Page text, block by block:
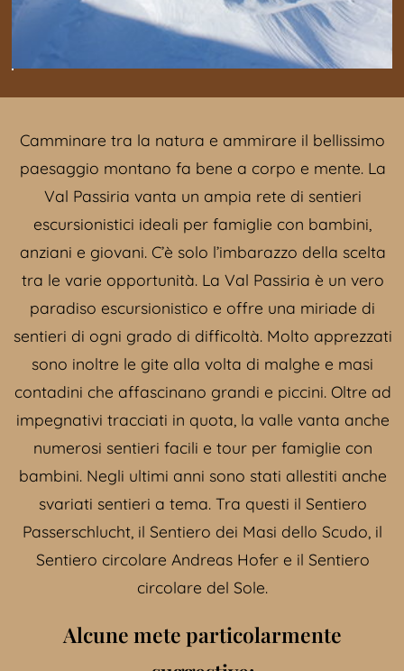
Camminare tra la natura e ammirare il bellissimo
paesaggio montano fa bene a corpo e mente. La
Val Passiria vanta un ampia rete di sentieri
escursionistici ideali per famiglie con bambini,
anziani e giovani. C’è solo l’imbarazzo della scelta
tra le varie opportunità. La Val Passiria è un vero
paradiso escursionistico e offre una miriade di
sentieri di ogni grado di difficoltà. Molto apprezzati
sono inoltre le gite alla volta di malghe e masi
contadini che affascinano grandi e piccini. Oltre ad
impegnativi tracciati in quota, la valle vanta anche
numerosi sentieri facili e tour per famiglie con
bambini. Negli ultimi anni sono stati allestiti anche
svariati sentieri a tema. Tra questi il Sentiero
Passerschlucht , il Sentiero dei Masi dello Scudo, il
Sentiero circolare Andreas Hofer e il Sentiero
circolare del Sole.
Alcune mete particolarmente